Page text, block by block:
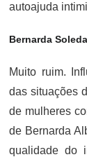
autoajuda
Bernarda
Muito ruim.
das situações
de mulheres
de Bernarda
qualidade do